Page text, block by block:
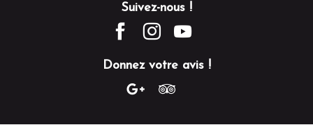
Suivez-nous !
Donnez votre avis !